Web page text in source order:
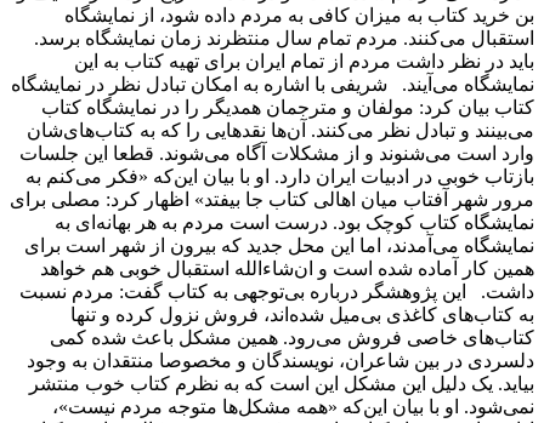
بن خرید کتاب به میزان کافی به مردم داده شود، از نمایشگاه
استقبال می‌کنند. مردم تمام سال منتظرند زمان نمایشگاه برسد.
باید در نظر داشت مردم از تمام ایران برای تهیه کتاب به این
نمایشگاه می‌آیند. شریفی با اشاره به امکان تبادل نظر در نمایشگاه
کتاب بیان کرد: مولفان و مترجمان همدیگر را در نمایشگاه کتاب
می‌بینند و تبادل نظر می‌کنند. آن‌ها نقدهایی را که به کتاب‌های‌شان
وارد است می‌شنوند و از مشکلات آگاه می‌شوند. قطعا این جلسات
بازتاب خوبی در ادبیات ایران دارد. او با بیان این‌که «فکر می‌کنم به
مرور شهر آفتاب میان اهالی کتاب جا بیفتد» اظهار کرد: مصلی برای
نمایشگاه کتاب کوچک بود. درست است مردم به هر بهانه‌ای به
نمایشگاه می‌آمدند، اما این محل جدید که بیرون از شهر است برای
همین کار آماده شده است و ان‌شاءالله استقبال خوبی هم خواهد
داشت. این پژوهشگر درباره بی‌توجهی به کتاب گفت: مردم نسبت
به کتاب‌های کاغذی بی‌میل شده‌اند، فروش نزول کرده و تنها
کتاب‌های خاصی فروش می‌رود. همین مشکل باعث شده کمی
دلسردی در بین شاعران، نویسندگان و مخصوصا منتقدان به وجود
بیاید. یک دلیل این مشکل این است که به نظرم کتاب خوب منتشر
نمی‌شود. او با بیان این‌که «همه مشکل‌ها متوجه مردم نیست»،